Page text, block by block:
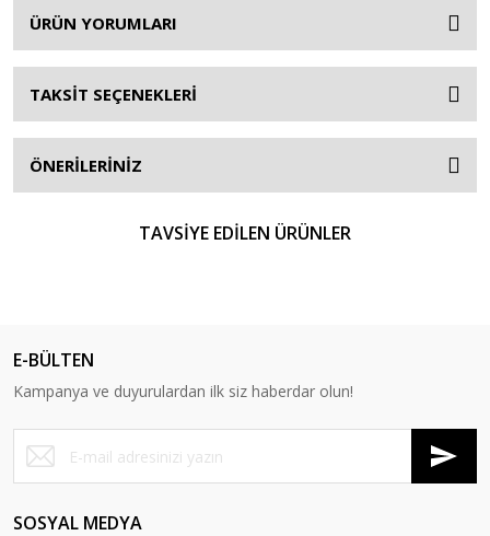
ÜRÜN YORUMLARI
TAKSİT SEÇENEKLERİ
ÖNERİLERİNİZ
TAVSİYE EDİLEN ÜRÜNLER
E-BÜLTEN
Kampanya ve duyurulardan ilk siz haberdar olun!
SOSYAL MEDYA